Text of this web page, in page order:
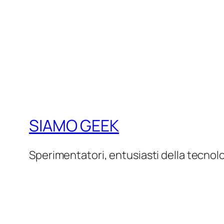
SIAMO GEEK
Sperimentatori, entusiasti della